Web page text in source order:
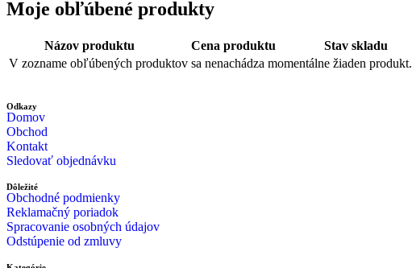
Moje obľúbené produkty
Názov produktu Cena produktu
Stav skladu
V zozname obľúbených produktov sa nenachádza momentálne žiaden produkt.
Odkazy
Domov
Obchod
Kontakt
Sledovať objednávku
Dôležité
Obchodné podmienky
Reklamačný poriadok
Spracovanie osobných údajov
Odstúpenie od zmluvy